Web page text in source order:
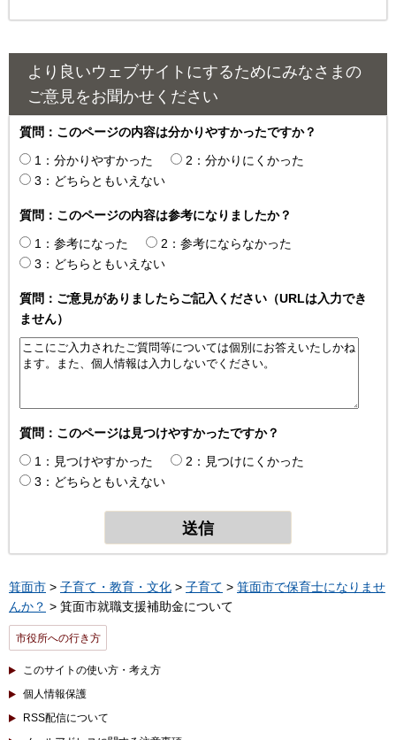
より良いウェブサイトにするためにみなさまの
ご意見をお聞かせください
質問：このページの内容は分かりやすかったですか？
1：分かりやすかった
2：分かりにくかった
3：どちらともいえない
質問：このページの内容は参考になりましたか？
1：参考になった
2：参考にならなかった
3：どちらともいえない
質問：ご意見がありましたらご記入ください（URLは入力でき
ません）
質問：このページは見つけやすかったですか？
1：見つけやすかった
2：見つけにくかった
3：どちらともいえない
箕面市 > 子育て・教育・文化 > 子育て > 箕面市で保育士になりませ
んか？ > 箕面市就職支援補助金について
市役所への行き方
このサイトの使い方・考え方
個人情報保護
RSS配信について